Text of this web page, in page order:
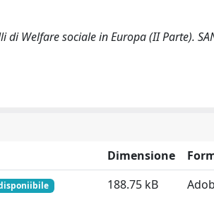
Welfare sociale in Europa (II Parte).
Dimensione
188.75 kB